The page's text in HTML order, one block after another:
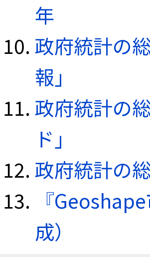
年
政府統計の
報」
政府統計の
ド」
政府統計の
『
成）